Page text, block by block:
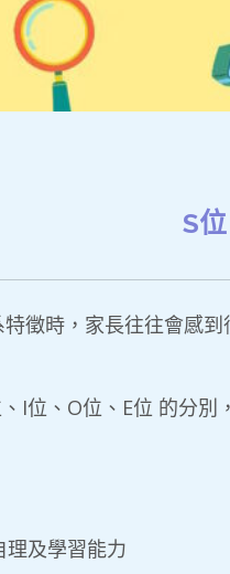
S
徵時，家長往往會感
I位、O位、E位 的分別
理及學習能力